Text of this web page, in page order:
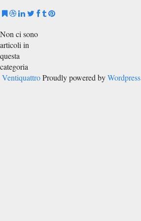
Non ci sono
articoli in
questa
categoria
Ventiquattro Proudly powered byWordpress